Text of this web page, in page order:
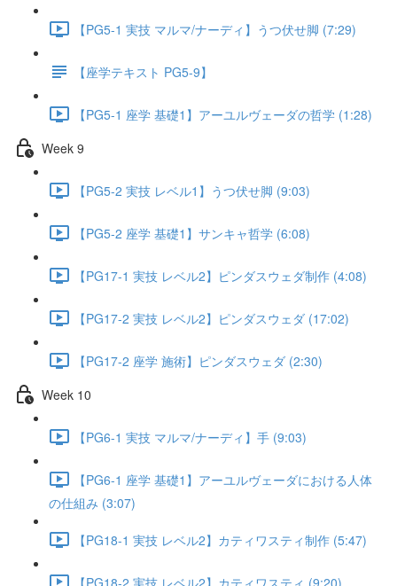
【PG5-1 実技 マルマ/ナーディ】うつ伏せ脚 (7:29)
【座学テキスト PG5-9】
【PG5-1 座学 基礎1】アーユルヴェーダの哲学 (1:28)
Week 9
【PG5-2 実技 レベル1】うつ伏せ脚 (9:03)
【PG5-2 座学 基礎1】サンキャ哲学 (6:08)
【PG17-1 実技 レベル2】ピンダスウェダ制作 (4:08)
【PG17-2 実技 レベル2】ピンダスウェダ (17:02)
【PG17-2 座学 施術】ピンダスウェダ (2:30)
Week 10
【PG6-1 実技 マルマ/ナーディ】手 (9:03)
【PG6-1 座学 基礎1】アーユルヴェーダにおける人体
の仕組み (3:07)
【PG18-1 実技 レベル2】カティワスティ制作 (5:47)
【PG18-2 実技 レベル2】カティワスティ (9:20)